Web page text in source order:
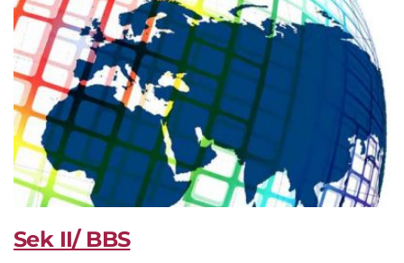
Sek II/ BBS